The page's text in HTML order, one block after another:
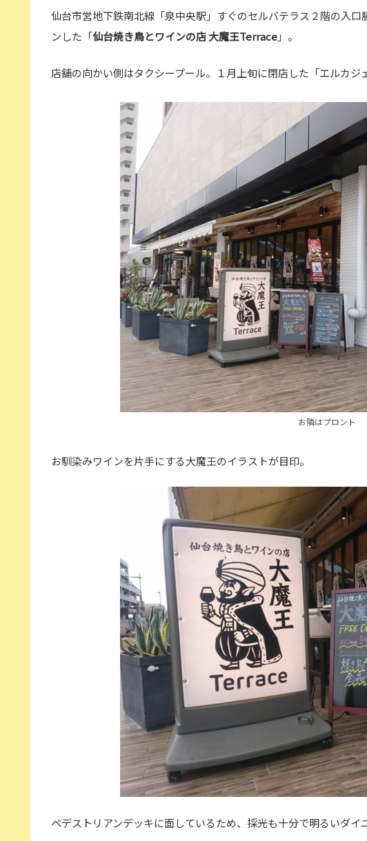
仙台市営地下鉄南北線「泉中央駅」すぐのセルバテラス２階の入
ンした「仙台焼き鳥とワインの店 大魔王Terrace」。
店舗の向かい側はタクシープール。１月上旬に閉店した「エルカジ
お隣はプロント
お馴染みワインを片手にする大魔王のイラストが目印。
ペデストリアンデッキに面しているため、採光も十分で明るいダイ